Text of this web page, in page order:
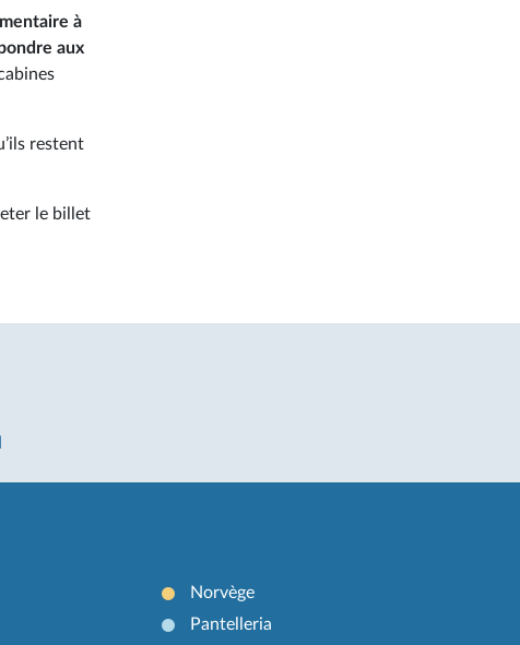
à
aux
restent
le billet
Norvège
Pantelleria